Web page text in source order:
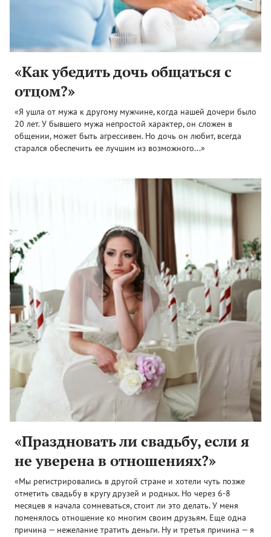
«Как убедить дочь общаться с
отцом?»
«Я ушла от мужа к другому мужчине, когда нашей дочери было
20 лет. У бывшего мужа непростой характер, он сложен в
общении, может быть агрессивен. Но дочь он любит, всегда
старался обеспечить ее лучшим из возможного...»
«Праздновать ли свадьбу, если я
не уверена в отношениях?»
«Мы регистрировались в другой стране и хотели чуть позже
отметить свадьбу в кругу друзей и родных. Но через 6-8
месяцев я начала сомневаться, стоит ли это делать. У меня
поменялось отношение ко многим своим друзьям. Еще одна
причина — нежелание тратить деньги. Ну и третья причина — я